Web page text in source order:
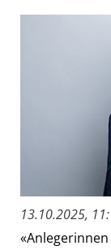
13.10.2025,